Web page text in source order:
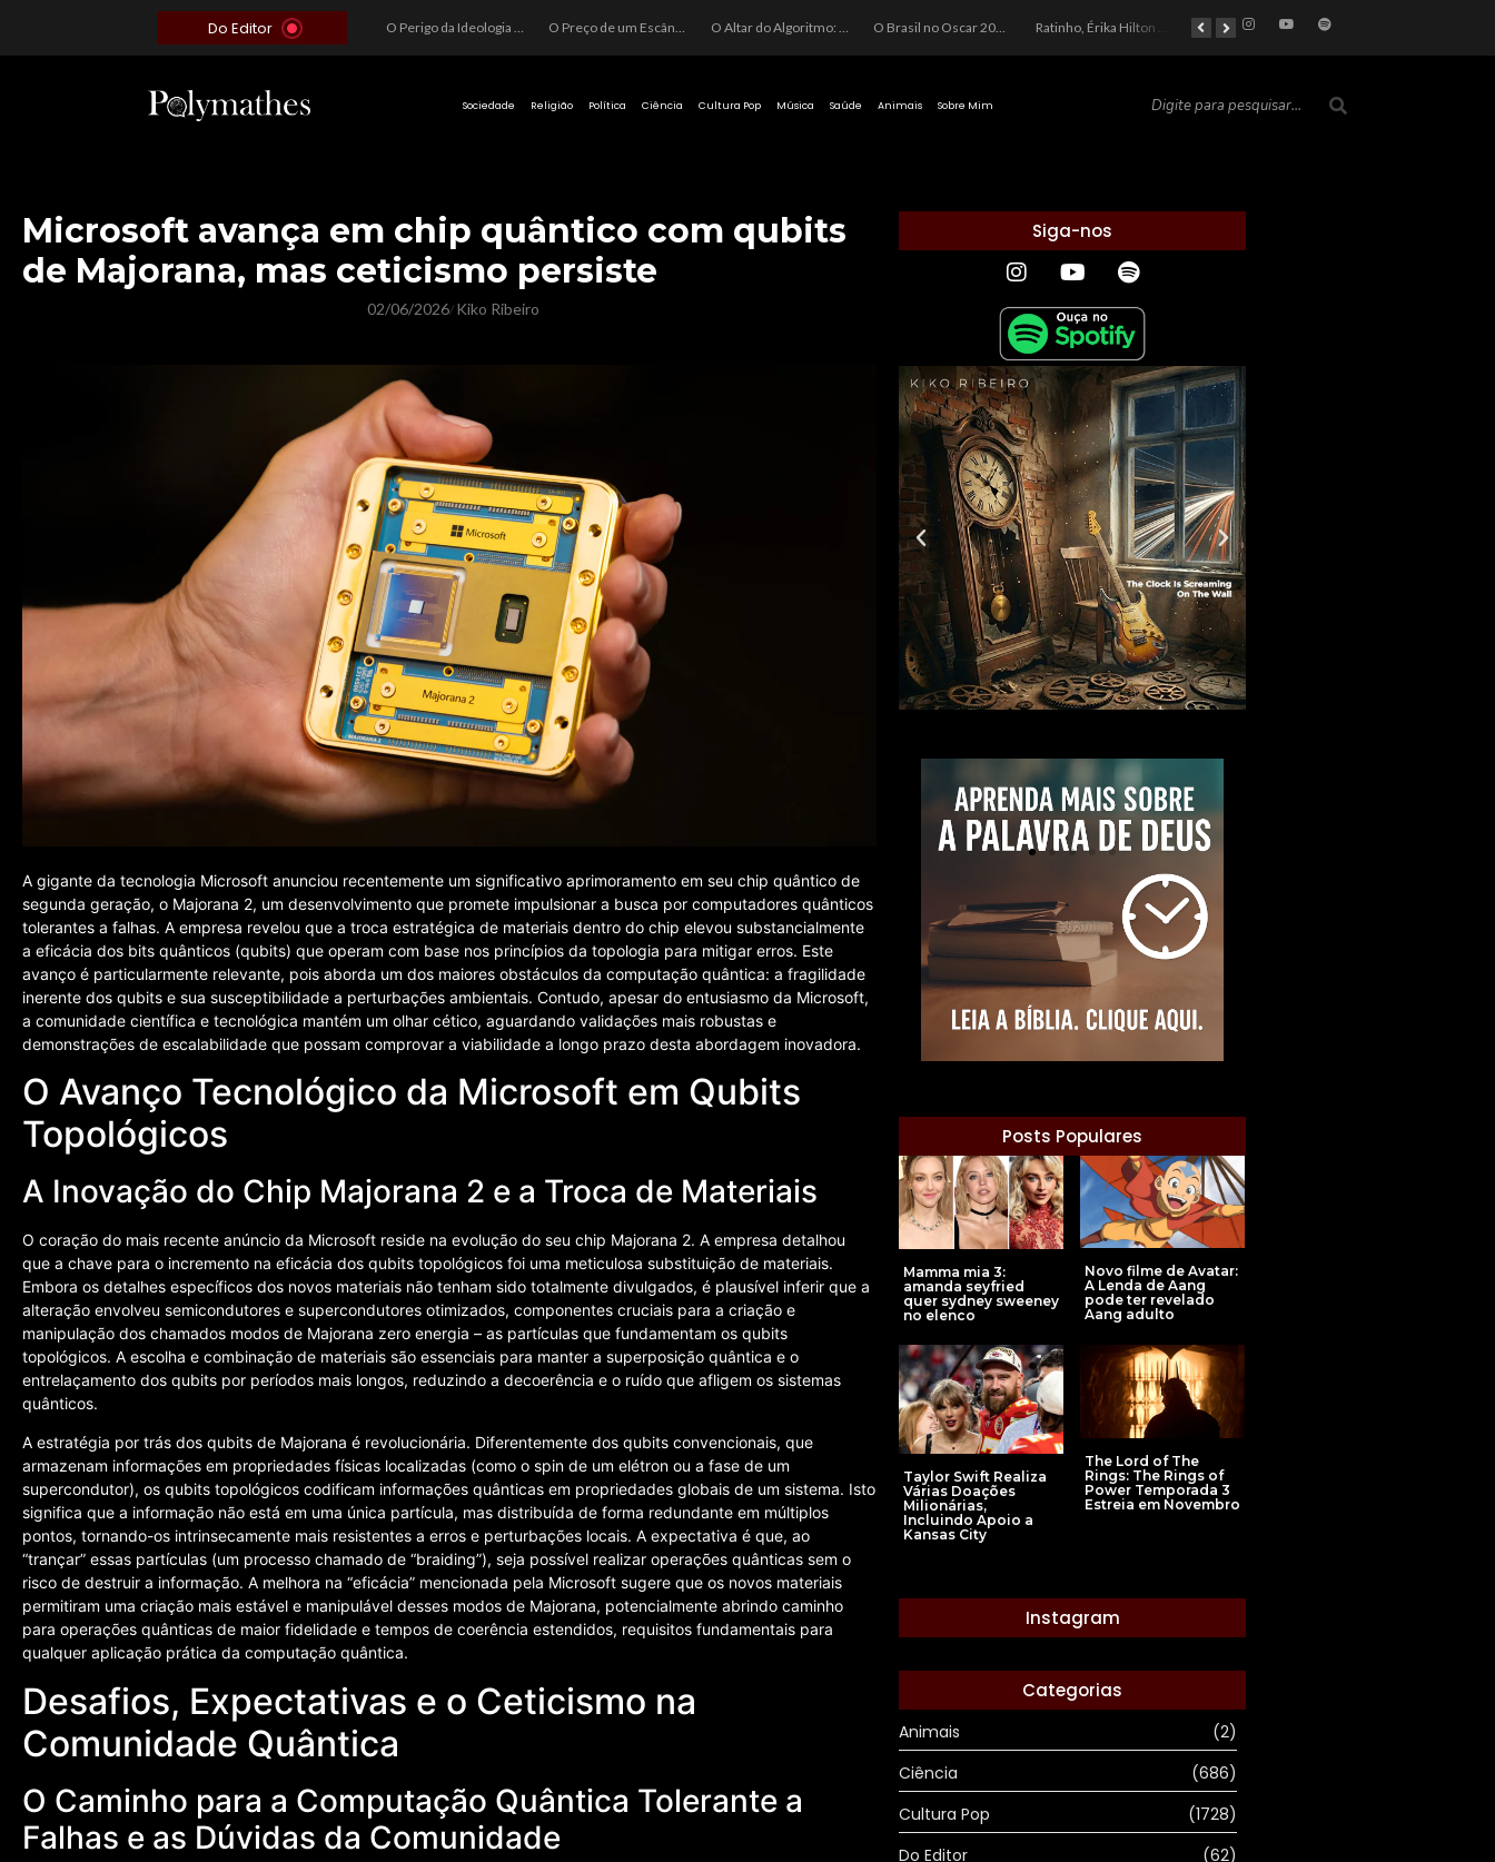
Do Editor O Perigo da Ideologia Desenfreada na Justiça: Quando a Pauta Política Substitui a Pena Criminal O Preço de um Escândalo: A Discrepância Entre o “Filme de Bolsonaro” e a Realidade do Cinema Mundial O Altar do Algoritmo: A Carência Humana e a Fabricação de Heróis no Brasil O Brasil no Oscar 2026: Entre a Cota do Politicamente Correto e a Realidade das Telas Ratinho, Érika Hilton e a Farsa Política: Quem Ganha com o Barulho no País de Bobson? As controvérsias que marcam o cenário político e econômico nacional
Sociedade Religião Política Ciência Cultura Pop Música Saúde Animais Sobre Mim
Microsoft avança em chip quântico com qubits
de Majorana, mas ceticismo persiste
02/06/2026/ Kiko Ribeiro
A gigante da tecnologia Microsoft anunciou recentemente um significativo aprimoramento em seu chip quântico de
segunda geração, o Majorana 2, um desenvolvimento que promete impulsionar a busca por computadores quânticos
tolerantes a falhas. A empresa revelou que a troca estratégica de materiais dentro do chip elevou substancialmente
a eficácia dos bits quânticos (qubits) que operam com base nos princípios da topologia para mitigar erros. Este
avanço é particularmente relevante, pois aborda um dos maiores obstáculos da computação quântica: a fragilidade
inerente dos qubits e sua susceptibilidade a perturbações ambientais. Contudo, apesar do entusiasmo da Microsoft,
a comunidade científica e tecnológica mantém um olhar cético, aguardando validações mais robustas e
demonstrações de escalabilidade que possam comprovar a viabilidade a longo prazo desta abordagem inovadora.
O Avanço Tecnológico da Microsoft em Qubits
Topológicos
A Inovação do Chip Majorana 2 e a Troca de Materiais
O coração do mais recente anúncio da Microsoft reside na evolução do seu chip Majorana 2. A empresa detalhou
que a chave para o incremento na eficácia dos qubits topológicos foi uma meticulosa substituição de materiais.
Embora os detalhes específicos dos novos materiais não tenham sido totalmente divulgados, é plausível inferir que a
alteração envolveu semicondutores e supercondutores otimizados, componentes cruciais para a criação e
manipulação dos chamados modos de Majorana zero energia – as partículas que fundamentam os qubits
topológicos. A escolha e combinação de materiais são essenciais para manter a superposição quântica e o
entrelaçamento dos qubits por períodos mais longos, reduzindo a decoerência e o ruído que afligem os sistemas
quânticos.
A estratégia por trás dos qubits de Majorana é revolucionária. Diferentemente dos qubits convencionais, que
armazenam informações em propriedades físicas localizadas (como o spin de um elétron ou a fase de um
supercondutor), os qubits topológicos codificam informações quânticas em propriedades globais de um sistema. Isto
significa que a informação não está em uma única partícula, mas distribuída de forma redundante em múltiplos
pontos, tornando-os intrinsecamente mais resistentes a erros e perturbações locais. A expectativa é que, ao
“trançar” essas partículas (um processo chamado de “braiding”), seja possível realizar operações quânticas sem o
risco de destruir a informação. A melhora na “eficácia” mencionada pela Microsoft sugere que os novos materiais
permitiram uma criação mais estável e manipulável desses modos de Majorana, potencialmente abrindo caminho
para operações quânticas de maior fidelidade e tempos de coerência estendidos, requisitos fundamentais para
qualquer aplicação prática da computação quântica.
Desafios, Expectativas e o Ceticismo na
Comunidade Quântica
O Caminho para a Computação Quântica Tolerante a
Falhas e as Dúvidas da Comunidade
Siga-nos
Posts Populares
Mamma mia 3:
amanda seyfried
quer sydney sweeney
no elenco
Novo filme de Avatar:
A Lenda de Aang
pode ter revelado
Aang adulto
The Lord of The
Rings: The Rings of
Power Temporada 3
Estreia em Novembro
Taylor Swift Realiza
Várias Doações
Milionárias,
Incluindo Apoio a
Kansas City
Instagram
Categorias
Animais
(2)
Ciência
(686)
Cultura Pop
(1728)
Do Editor
(62)